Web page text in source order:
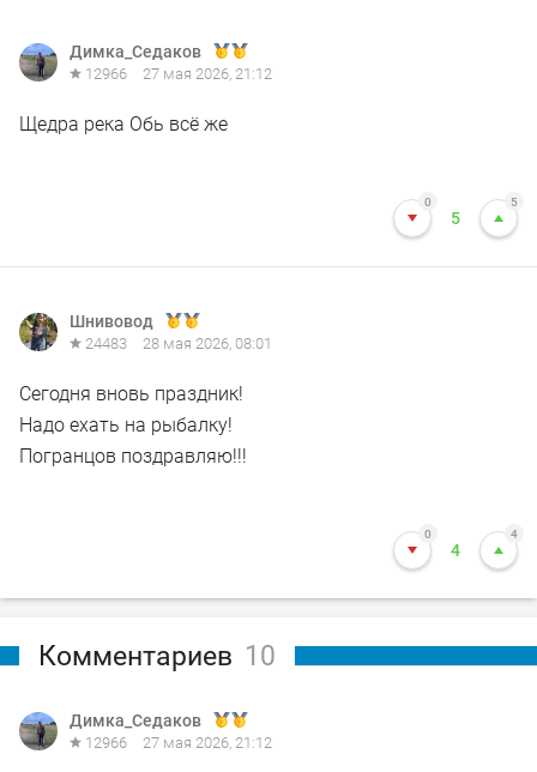
Димка_Седаков
12966 27 мая 2026, 21:12
Щедра река Обь всё же
0
5
5
Шнивовод
24483 28 мая 2026, 08:01
Сегодня вновь праздник!
Надо ехать на рыбалку!
Погранцов поздравляю!!!
0
4
4
Комментариев 10
Димка_Седаков
12966 27 мая 2026, 21:12